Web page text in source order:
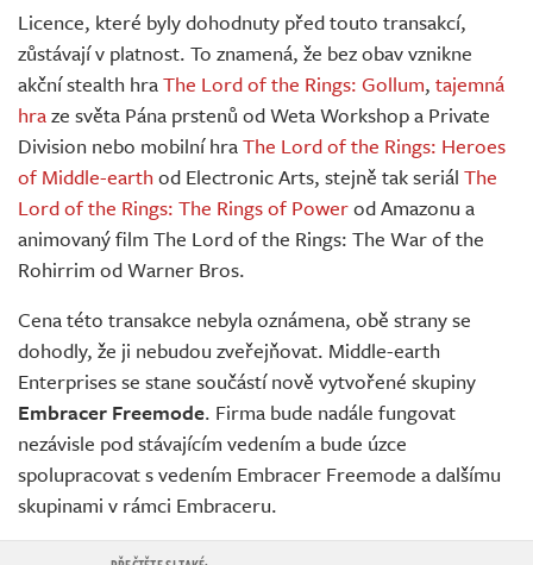
Licence, které byly dohodnuty před touto transakcí,
zůstávají v platnost. To znamená, že bez obav vznikne
akční stealth hraThe Lord of the Rings: Gollum, tajemná
hraze světa Pána prstenů od Weta Workshop a Private
Division nebo mobilní hraThe Lord of the Rings: Heroes
of Middle-earth od Electronic Arts, stejně tak seriál The
Lord of the Rings: The Rings of Powerod Amazonu a
animovaný film The Lord of the Rings: The War of the
Rohirrim od Warner Bros.
Cena této transakce nebyla oznámena, obě strany se
dohodly, že ji nebudou zveřejňovat. Middle-earth
Enterprises se stane součástí nově vytvořené skupiny
Embracer Freemode. Firma bude nadále fungovat
nezávisle pod stávajícím vedením a bude úzce
spolupracovat s vedením Embracer Freemode a dalšímu
skupinami v rámci Embraceru.